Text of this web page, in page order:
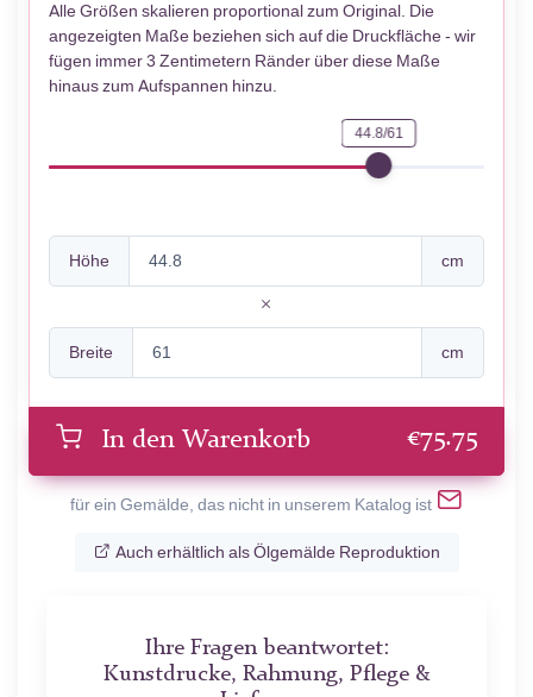
Alle Größen skalieren proportional zum Original. Die
angezeigten Maße beziehen sich auf die Druckfläche - wir
fügen immer 3 Zentimetern Ränder über diese Maße
hinaus zum Aufspannen hinzu.
44.8/61
Höhe cm
Breite cm
In den Warenkorb €75.75
für ein Gemälde, das nicht in unserem Katalog ist
Auch erhältlich als Ölgemälde Reproduktion
Ihre Fragen beantwortet:
Kunstdrucke, Rahmung, Pflege &